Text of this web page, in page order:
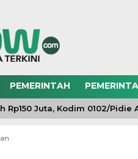
PEMERINTAH
Juta, Kodim 0102/Pidie